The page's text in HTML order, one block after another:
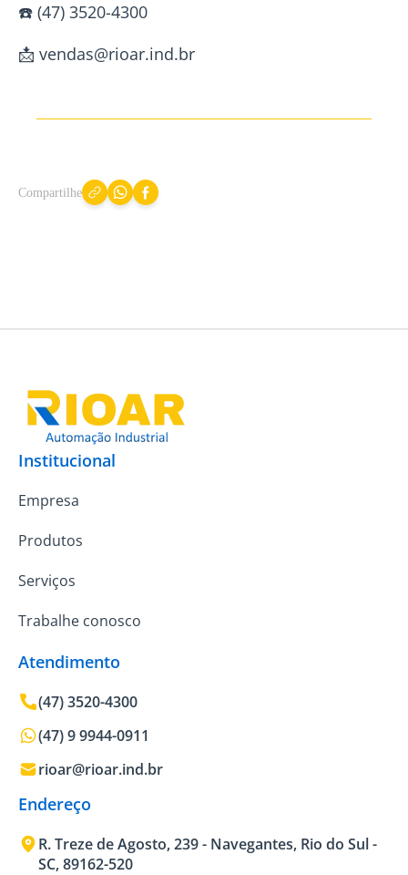
☎️ (47) 3520-4300
📩 vendas@rioar.ind.br
Compartilhe
Institucional
Empresa
Produtos
Serviços
Trabalhe conosco
Atendimento
(47) 3520-4300
(47) 9 9944-0911
rioar@rioar.ind.br
Endereço
R. Treze de Agosto, 239 - Navegantes, Rio do Sul -
SC, 89162-520